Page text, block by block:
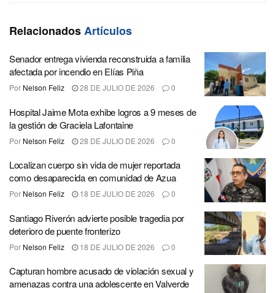
RelacionadosArtículos
Senador entrega vivienda reconstruida a familia
afectada por incendio en Elías Piña
Por Nelson Feliz 28 DE JULIO DE 2026 0
Hospital Jaime Mota exhibe logros a 9 meses de
la gestión de Graciela Lafontaine
Por Nelson Feliz 28 DE JULIO DE 2026 0
Localizan cuerpo sin vida de mujer reportada
como desaparecida en comunidad de Azua
Por Nelson Feliz 18 DE JULIO DE 2026 0
Santiago Riverón advierte posible tragedia por
deterioro de puente fronterizo
Por Nelson Feliz 18 DE JULIO DE 2026 0
Capturan hombre acusado de violación sexual y
amenazas contra una adolescente en Valverde